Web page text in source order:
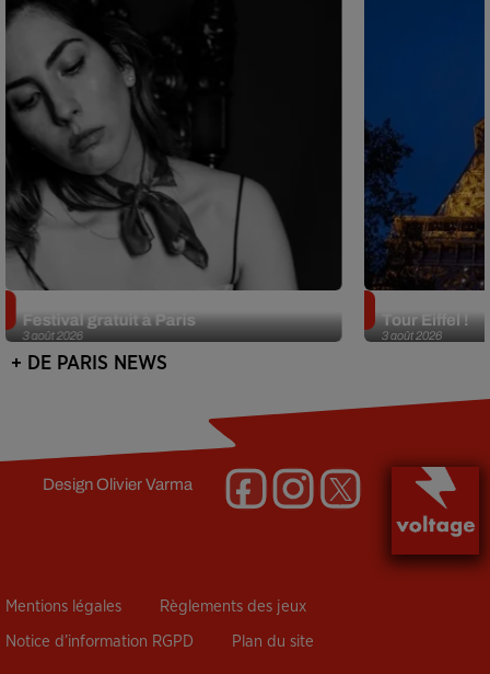
3 août 2026
Festival gratuit à Paris
3 août 2026
Tour Eiffel !
+ DE PARIS NEWS
DesignOlivier Varma
Mentions légales Règlements des jeux
Notice d’information RGPD Plan du site